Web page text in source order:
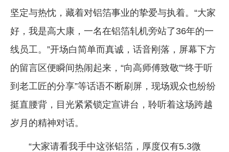
坚定与热忱，藏着对铝箔事业的挚爱与执着。“大家
好，我是高大康，一名在铝箔轧机旁站了36年的一
线员工。”开场白简单而真诚，话音刚落，屏幕下方
的留言区便瞬间热闹起来，“向高师傅致敬”“终于听
到老工匠的分享”等话语不断刷屏，现场观众也纷纷
挺直腰背，目光紧紧锁定宣讲台，聆听着这场跨越
岁月的精神对话。
“大家请看我手中这张铝箔，厚度仅有5.3微